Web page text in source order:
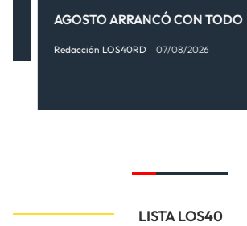
AGOSTO ARRANCÓ CON TODO
Redacción LOS40RD 07/08/2026
LISTA LOS40